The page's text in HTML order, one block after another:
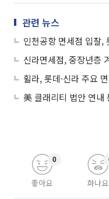
관련 뉴스
인천공항 면세점 입찰,
신라면세점, 중장년층
좋아요
0
화나요